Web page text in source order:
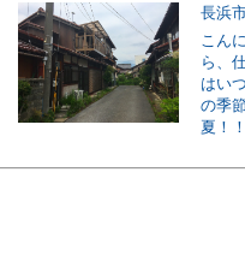
長浜
こん
ら、
はい
の季
夏！